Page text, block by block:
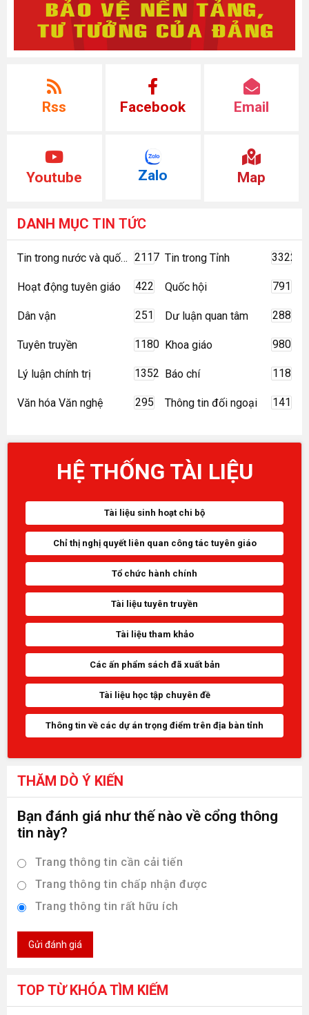
Rss Facebook Email
Youtube Zalo Map
DANH MỤC TIN TỨC
Tin trong nước và quốc tế 2117 Tin trong Tỉnh 3322
Hoạt động tuyên giáo 422 Quốc hội 791
Dân vận 251 Dư luận quan tâm 288
Tuyên truyền 1180 Khoa giáo 980
Lý luận chính trị 1352 Báo chí 118
Văn hóa Văn nghệ 295 Thông tin đối ngoại 141
HỆ THỐNG TÀI LIỆU
Tài liệu sinh hoạt chi bộ
Chỉ thị nghị quyết liên quan công tác tuyên giáo
Tổ chức hành chính
Tài liệu tuyên truyền
Tài liệu tham khảo
Các ấn phẩm sách đã xuất bản
Tài liệu học tập chuyên đề
Thông tin về các dự án trọng điểm trên địa bàn tỉnh
THĂM DÒ Ý KIẾN
Bạn đánh giá như thế nào về cổng thông
tin này?
Trang thông tin cần cải tiến
Trang thông tin chấp nhận được
Trang thông tin rất hữu ích
Gửi đánh giá
TOP TỪ KHÓA TÌM KIẾM